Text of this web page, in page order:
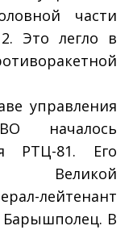
части
Это легло в
управления
началось
РТЦ-81. Его
Великой
лейтенант
В